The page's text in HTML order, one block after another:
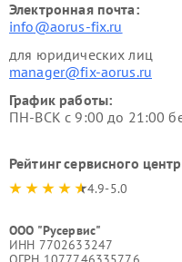
Электронная почта:
info@aorus-fix.ru
для юридических лиц
manager@fix-aorus.ru
График работы:
ПН-ВСК с 9:00 до 21:00
Рейтинг сервисного
4.9-5.0
ООО "Русервис"
ИНН 7702633247